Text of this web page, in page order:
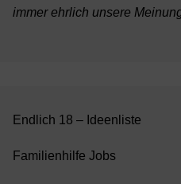
immer ehrlich unsere
Endlich 18 – Ideenliste
Familienhilfe Jobs